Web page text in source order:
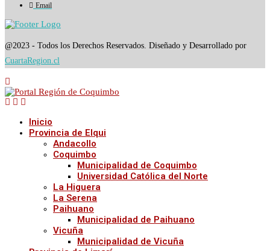
Email
@2023 - Todos los Derechos Reservados. Diseñado y Desarrollado por
CuartaRegion.cl
Inicio
Provincia de Elqui
Andacollo
Coquimbo
Municipalidad de Coquimbo
Universidad Católica del Norte
La Higuera
La Serena
Paihuano
Municipalidad de Paihuano
Vicuña
Municipalidad de Vicuña